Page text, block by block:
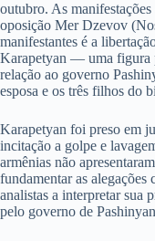
outubro. As
oposição Mer Dzevov
manifestantes é a
Karapetyan — uma figura
relação ao governo
esposa e os três filhos do
Karapetyan foi preso em
incitação a golpe e
armênias não
fundamentar as
analistas a interpretar sua
pelo governo de